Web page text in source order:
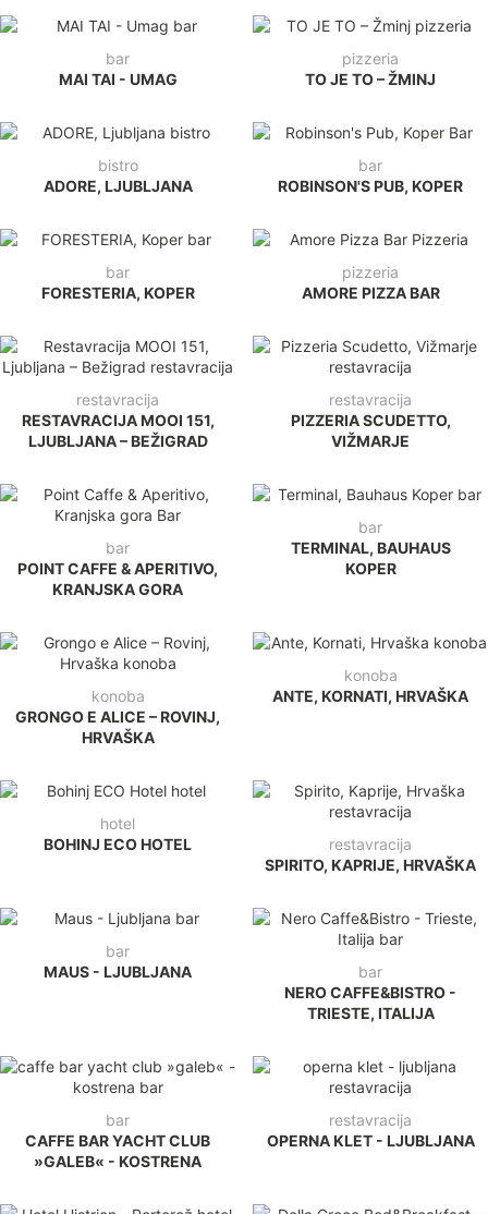
bar
MAI TAI - UMAG
pizzeria
TO JE TO – ŽMINJ
bistro
ADORE, LJUBLJANA
bar
ROBINSON'S PUB, KOPER
bar
FORESTERIA, KOPER
pizzeria
AMORE PIZZA BAR
restavracija
RESTAVRACIJA MOOI 151,
LJUBLJANA – BEŽIGRAD
restavracija
PIZZERIA SCUDETTO,
VIŽMARJE
bar
POINT CAFFE & APERITIVO,
KRANJSKA GORA
bar
TERMINAL, BAUHAUS
KOPER
konoba
GRONGO E ALICE – ROVINJ,
HRVAŠKA
konoba
ANTE, KORNATI, HRVAŠKA
hotel
BOHINJ ECO HOTEL
restavracija
SPIRITO, KAPRIJE, HRVAŠKA
bar
MAUS - LJUBLJANA
bar
NERO CAFFE&BISTRO -
TRIESTE, ITALIJA
bar
CAFFE BAR YACHT CLUB
»GALEB« - KOSTRENA
restavracija
OPERNA KLET - LJUBLJANA